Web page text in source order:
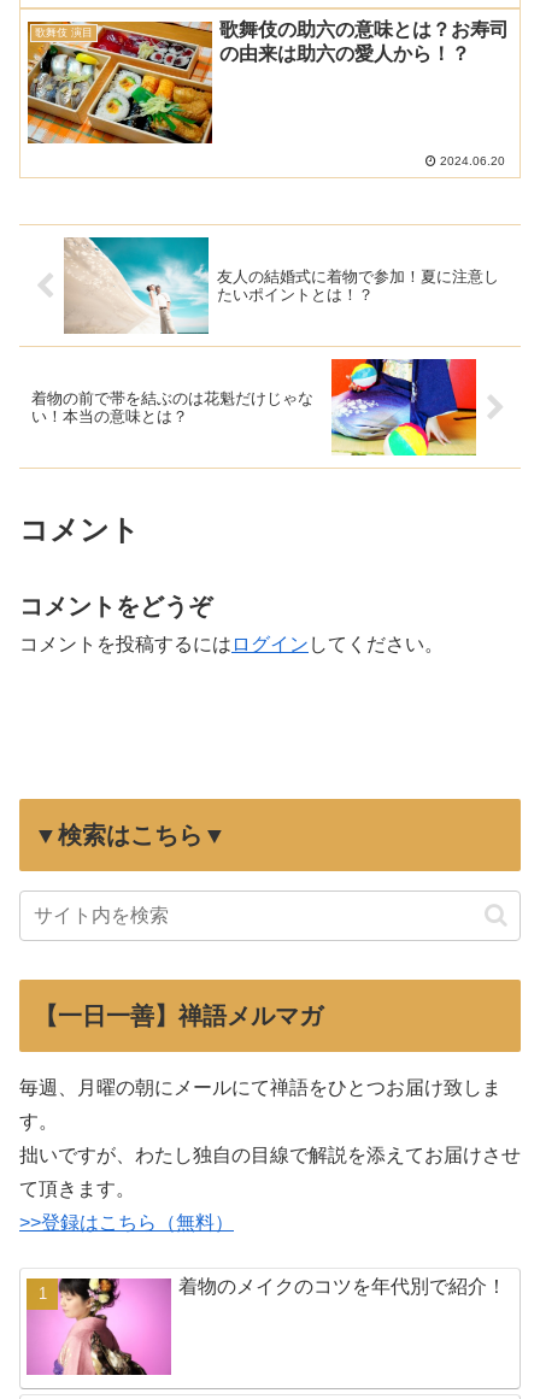
歌舞伎 演目
歌舞伎の助六の意味とは？お寿司
の由来は助六の愛人から！？
2024.06.20
友人の結婚式に着物で参加！夏に注意し
たいポイントとは！？
着物の前で帯を結ぶのは花魁だけじゃな
い！本当の意味とは？
コメント
コメントをどうぞ
コメントを投稿するには ログイン してください。
▼検索はこちら▼
【一日一善】禅語メルマガ
毎週、月曜の朝にメールにて禅語をひとつお届け致しま
す。
拙いですが、わたし独自の目線で解説を添えてお届けさせ
て頂きます。
>>登録はこちら（無料）
着物のメイクのコツを年代別で紹介！